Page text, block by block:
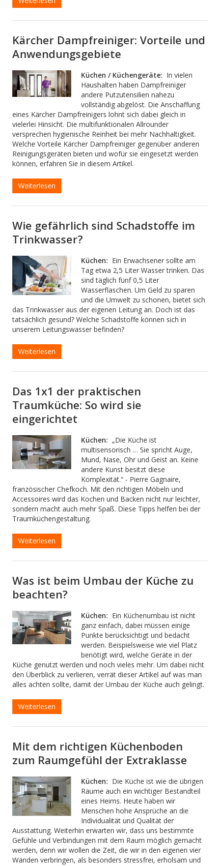
Kärcher Dampfreiniger: Vorteile und
Anwendungsgebiete
Küchen / Küchengeräte: In vielen
Haushalten haben Dampfreiniger
andere Putzutensilien nahezu
vollständig abgelöst. Die Anschaffung
eines Kärcher Dampfreinigers lohnt sich dabei gleich in
vielerlei Hinsicht. Die multifunktionalen Allrounder
versprechen hygienische Reinheit bei mehr Nachhaltigkeit.
Welche Vorteile Kärcher Dampfreiniger gegenüber anderen
Reinigungsgeräten bieten und wofür sie eingesetzt werden
können, erfahren Sie in diesem Artikel.
Weiterlesen
Wie gefährlich sind Schadstoffe im
Trinkwasser?
Küchen: Ein Erwachsener sollte am
Tag etwa 2,5 Liter Wasser trinken. Das
sind täglich fünf 0,5 Liter
Wasserflaschen. Um Geld zu sparen
und die Umwelt zu schonen, bietet sich
das Trinkwasser aus der eigenen Leitung an. Doch ist das
tatsächlich gesund? Welche Schadstoffe können sich in
unserem Leitungswasser befinden?
Weiterlesen
Das 1x1 der praktischen
Traumküche: So wird sie
eingerichtet
Küchen: „Die Küche ist
multisensorisch … Sie spricht Auge,
Mund, Nase, Ohr und Geist an. Keine
andere Kunst besitzt diese
Komplexität.“ - Pierre Gagnaire,
französischer Chefkoch. Mit den richtigen Möbeln und
Accessoires wird das Kochen und Backen nicht nur leichter,
sondern macht auch mehr Spaß. Diese Tipps helfen bei der
Traumküchengestaltung.
Weiterlesen
Was ist beim Umbau der Küche zu
beachten?
Küchen: Ein Küchenumbau ist nicht
ganz einfach, dabei müssen einige
Punkte berücksichtigt und bedacht
werden. Beispielsweise wie viel Platz
benötigt wird, welche Geräte in der
Küche genutzt werden und noch vieles mehr. Um dabei nicht
den Überblick zu verlieren, verrät dieser Artikel auf was man
alles achten sollte, damit der Umbau der Küche auch gelingt.
Weiterlesen
Mit dem richtigen Küchenboden
zum Raumgefühl der Extraklasse
Küchen: Die Küche ist wie die übrigen
Räume auch ein wichtiger Bestandteil
eines Heims. Heute haben wir
Menschen hohe Ansprüche an die
Individualität und Qualität der
Ausstattung. Weiterhin erwarten wir, dass uns bestimmte
Gefühle und Verbindungen mit dem Raum möglich gemacht
werden, denn wir wollen die Zeit, die wir in den eigenen vier
Wänden verbringen, als besonders stressfrei, erholsam und